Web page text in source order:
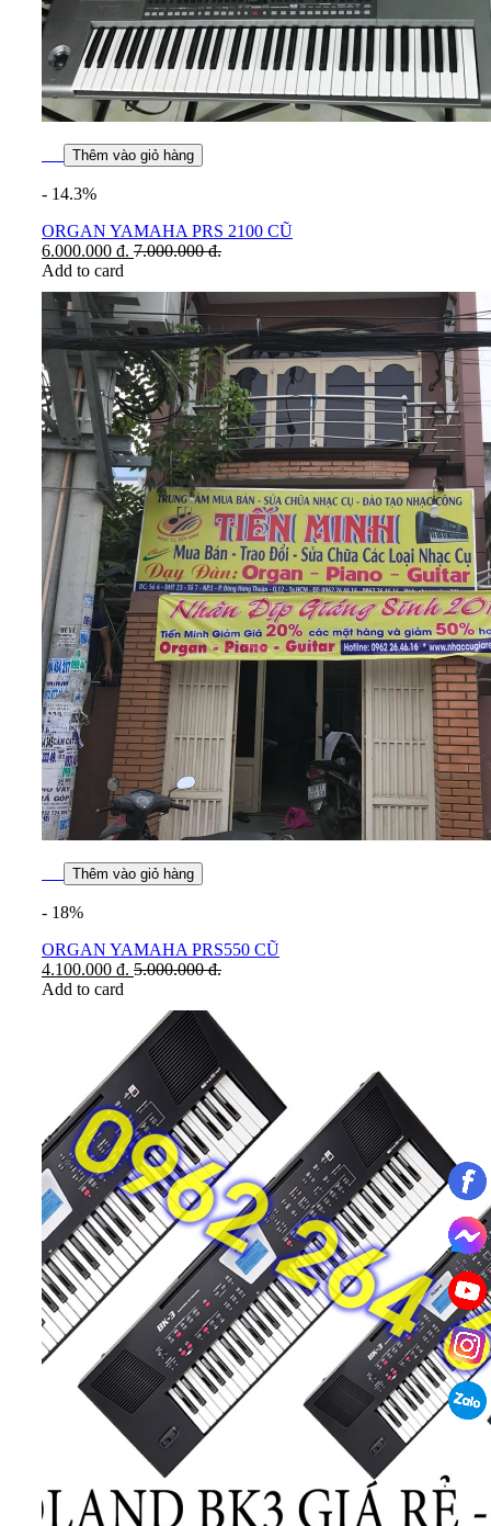
Thêm vào giỏ hàng
- 14.3%
ORGAN YAMAHA PRS 2100 CŨ
6.000.000 đ. 7.000.000đ.
Add to card
Thêm vào giỏ hàng
- 18%
ORGAN YAMAHA PRS550 CŨ
4.100.000 đ. 5.000.000đ.
Add to card